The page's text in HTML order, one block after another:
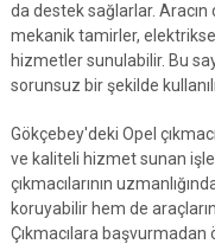
da destek sağlarlar. Aracın
mekanik tamirler,
hizmetler sunulabilir. Bu
sorunsuz bir şekilde
Gökçebey'deki Opel
ve kaliteli hizmet sunan
çıkmacılarının
koruyabilir hem de
Çıkmacılara başvurmadan